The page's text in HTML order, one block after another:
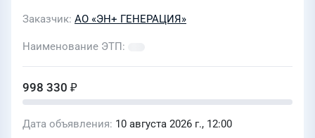
Заказчик АО «ЭН+ ГЕНЕРАЦИЯ»
Наименование ЭТП
998 330 ₽
Дата объявления 10 августа 2026 г., 12:00